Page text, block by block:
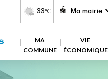
33℃ Ma mairie
MA
COMMUNE
VIE
ÉCONOMIQUE